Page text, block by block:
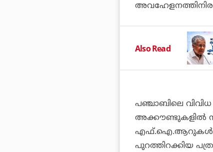
Also Read
പഞ്ചാബിലെ
അക്കൗണ്ടുകളില്‍
എഫ്.ഐ.ആറുകള്‍
പുറത്തിറക്കിയ